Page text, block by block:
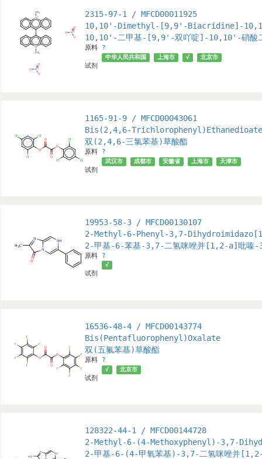
2315-97-1 / MFCD00011925
10,10'-Dimethyl-[9,9'-Biacridine]-
10,10'-二甲基-[9,9'-双吖啶]-10,10'-硝酸
原料 ?
试剂
中华人民共和国 上海市 √ 北京市
1165-91-9 / MFCD00043061
Bis(2,4,6-Trichlorophenyl)Ethanedioate
双(2,4,6-三氯苯基)草酸酯
原料 ?
试剂
武汉市 成都市 安徽省 上海市 天津市
19953-58-3 / MFCD00130107
2-Methyl-6-Phenyl-3,7-
2-甲基-6-苯基-3,7-二氢咪唑并[1,2-a]吡嗪-
原料 ?
试剂
√
16536-48-4 / MFCD00143774
Bis(Pentafluorophenyl)Oxalate
双(五氟苯基)草酸酯
原料 ?
试剂
√ 北京市
128322-44-1 / MFCD00144728
2-Methyl-6-(4-Methoxyphenyl)-3,7-
2-甲基-6-(4-甲氧苯基)-3,7-二氢咪唑并